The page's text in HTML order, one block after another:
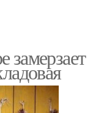
замерзает